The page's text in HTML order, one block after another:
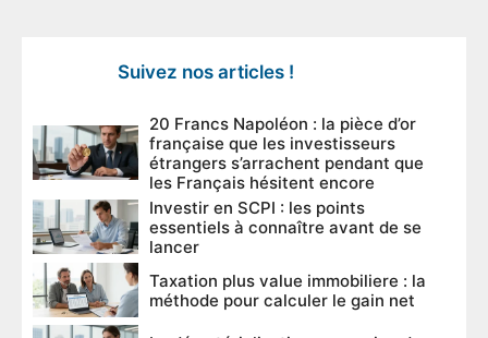
Suivez nos articles !
20 Francs Napoléon : la pièce d’or
française que les investisseurs
étrangers s’arrachent pendant que
les Français hésitent encore
Investir en SCPI : les points
essentiels à connaître avant de se
lancer
Taxation plus value immobiliere : la
méthode pour calculer le gain net